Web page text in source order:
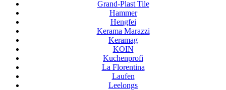
Grand-Plast Tile
Hammer
Hengfei
Kerama Marazzi
Keramag
KOIN
Kuchenprofi
La Florentina
Laufen
Leelongs